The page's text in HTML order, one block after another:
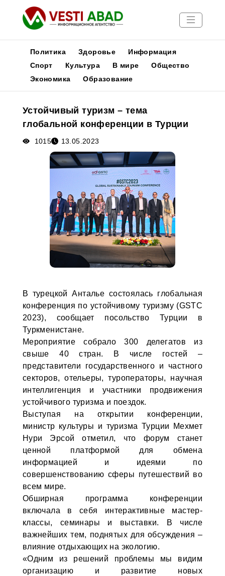
Новости
Медиа
Афиша
Политика Здоровье
Информация
Спорт
Культура В мире
Общество
Экономика
Образование
Устойчивый туризм – тема
глобальной конференции в Турции
1015 13.05.2023
В турецкой Анталье состоялась глобальная
конференция по устойчивому туризму (GSTC
2023), сообщает посольство Турции в
Туркменистане.
Мероприятие собрало 300 делегатов из
свыше 40 стран. В числе гостей –
представители государственного и частного
секторов, отельеры, туроператоры, научная
интеллигенция и участники продвижения
устойчивого туризма и поездок.
Выступая на открытии конференции,
министр культуры и туризма Турции Мехмет
Нури Эрсой отметил, что форум станет
ценной платформой для обмена
информацией и идеями по
совершенствованию сферы путешествий во
всем мире.
Обширная программа конференции
включала в себя интерактивные мастер-
классы, семинары и выставки. В числе
важнейших тем, поднятых для обсуждения –
влияние отдыхающих на экологию.
«Одним из решений проблемы мы видим
организацию и развитие новых